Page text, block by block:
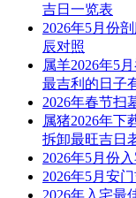
吉日一览表
2026年5月份
辰对照
属羊2026年5
最吉利的日子
2026年春节扫
属猪2026年下
拆卸最旺吉日
2026年5月份
2026年5月安
2026年入宅最